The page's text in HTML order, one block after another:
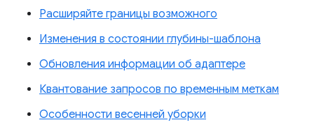
Расширяйте границы возможного
Изменения в состоянии глубины-шаблона
Обновления информации об адаптере
Квантование запросов по временным меткам
Особенности весенней уборки